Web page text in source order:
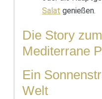
Salat genießen.
Die Story
Mediterrane
Ein
Welt